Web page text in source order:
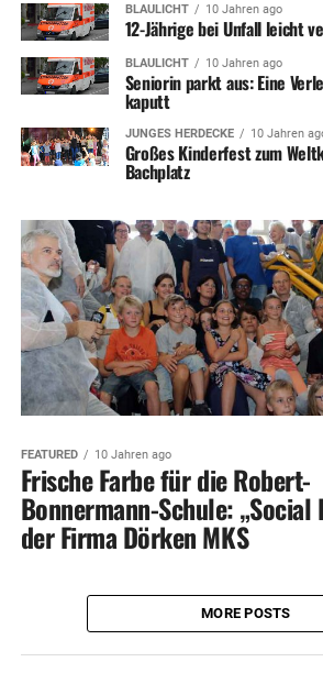
BLAULICHT 10 Jahren ago
12-Jährige bei Unfall leicht
BLAULICHT 10 Jahren ago
Seniorin parkt aus: Eine
kaputt
JUNGES HERDECKE 10 Jahren
Großes Kinderfest zum
Bachplatz
FEATURED 10 Jahren ago
Frische Farbe für die Robert-
Bonnermann-Schule: „Social
der Firma Dörken MKS
MORE POSTS